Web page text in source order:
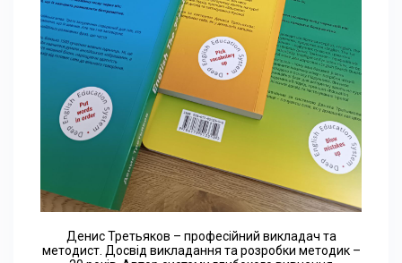
Денис Третьяков – професійний викладач та
методист. Досвід викладання та розробки методик –